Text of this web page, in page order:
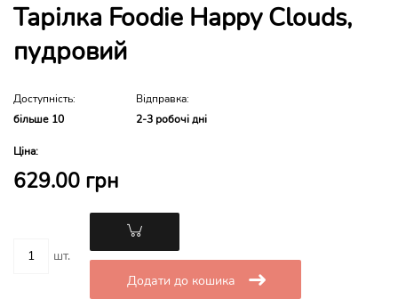
Тарілка Foodie Happy Clouds,
пудровий
Доступність:
більше 10
Відправка:
2-3 робочі дні
Ціна:
629.00 грн
шт.
Додати до кошика